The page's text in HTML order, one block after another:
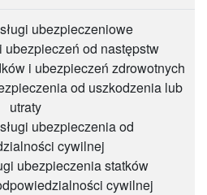
ubezpieczeniowe
ubezpieczeń od następstw
i ubezpieczeń zdrowotnych
od uszkodzenia lub
utraty
ubezpieczenia od
cywilnej
ubezpieczenia statków
cywilnej